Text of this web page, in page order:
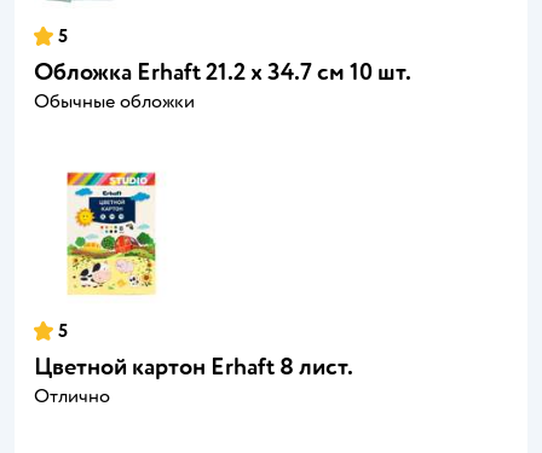
5
Обложка Erhaft 21.2 x 34.7 см 10 шт.
Обычные обложки
5
Цветной картон Erhaft 8 лист.
Отлично